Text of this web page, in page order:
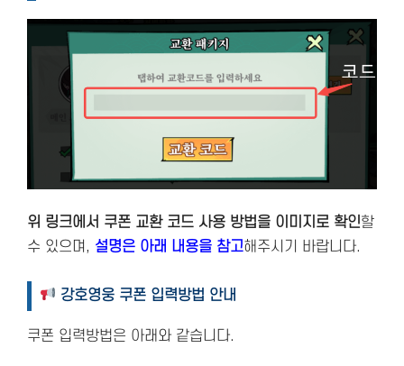
위 링크에서 쿠폰 교환 코드 사용 방법을 이미지로 확인할
수 있으며, 설명은 아래 내용을 참고해주시기 바랍니다.
강호영웅 쿠폰 입력방법 안내
쿠폰 입력방법은 아래와 같습니다.